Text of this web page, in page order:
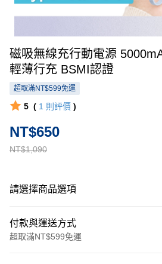
磁吸無線充行動電源
輕薄行充 BSMI認證
超取滿NT$599免運
5 ( 1 則評價 )
NT$1,090
NT$650
請選擇商品選項
付款與運送方式
超取滿NT$599免運